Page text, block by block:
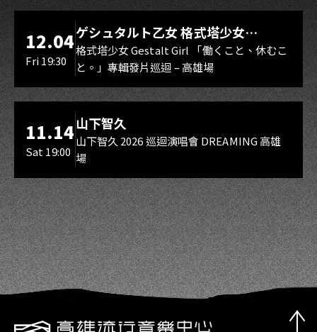
LIVE WAREHOUSE 小庫
12.04
Fri 19:30
ゲシュタルト乙女 格式塔少女
Gestalt Girl
格式塔少女 Gestalt Girl 「働くこと、休むこ
と。」專輯發片巡迴 – 高雄場
11.14
Sat 19:00
山下智久
山下智久 2026 巡迴演唱會 DREAMING 高雄
場